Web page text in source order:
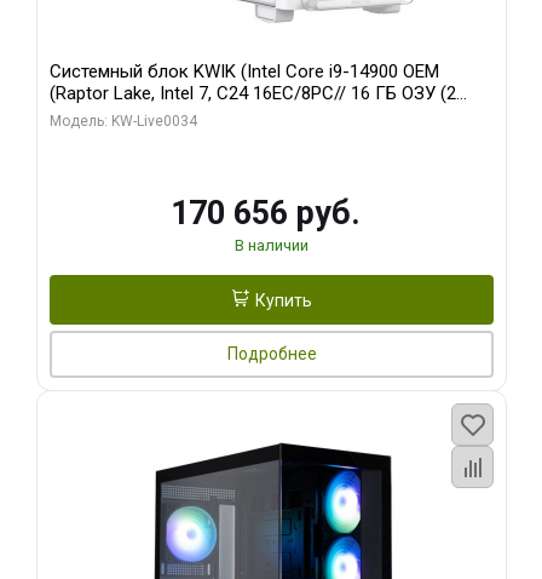
Системный блок KWIK (Intel Core i9-14900 OEM
(Raptor Lake, Intel 7, C24 16EC/8PC// 16 ГБ ОЗУ (2
модуля)/ MSI RTX5060Ti VENTUS 2X PLUS 16GB
Модель: KW-Live0034
170 656 руб.
В наличии
Купить
Подробнее